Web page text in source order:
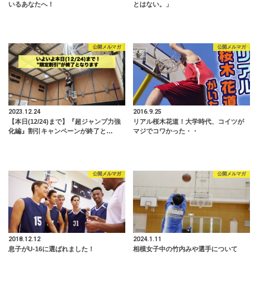
いるあなたへ！
とはない。」
公開メルマガ
2023.12.24
【本日(12/24)まで】『超ジャンプ力強
化編』割引キャンペーンが終了と…
公開メルマガ
2016.9.25
リアル桜木花道！大学時代、コイツが
マジでコワかった・・
公開メルマガ
2018.12.12
息子がU-16に選ばれました！
公開メルマガ
2024.1.11
相模女子中の竹内みや選手について